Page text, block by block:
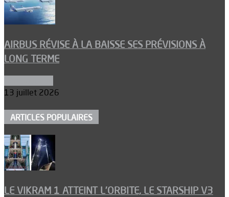
AIRBUS RÉVISE À LA BAISSE SES PRÉVISIONS À
LONG TERME
13 juillet 2026
ARTICLES POPULAIRES
LE VIKRAM 1 ATTEINT L’ORBITE, LE STARSHIP V3